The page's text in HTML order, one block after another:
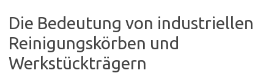
Die Bedeutung von industriellen
Reinigungskörben und
Werkstückträgern